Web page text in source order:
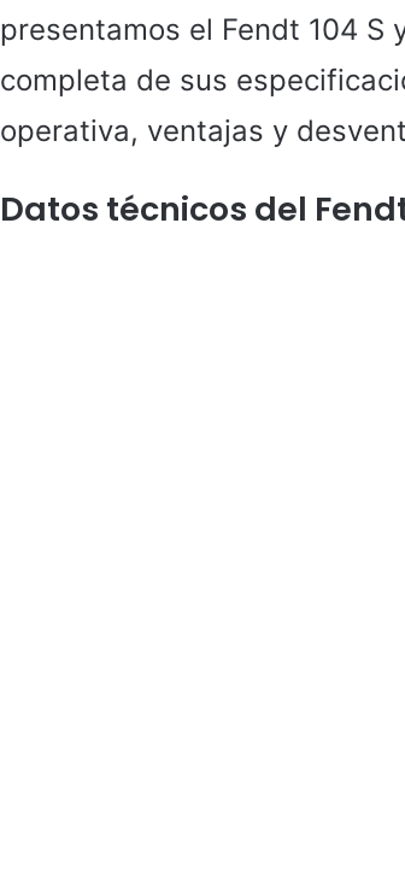
presentamos el Fendt 104 S
completa de sus
operativa, ventajas y
Datos técnicos del Fendt